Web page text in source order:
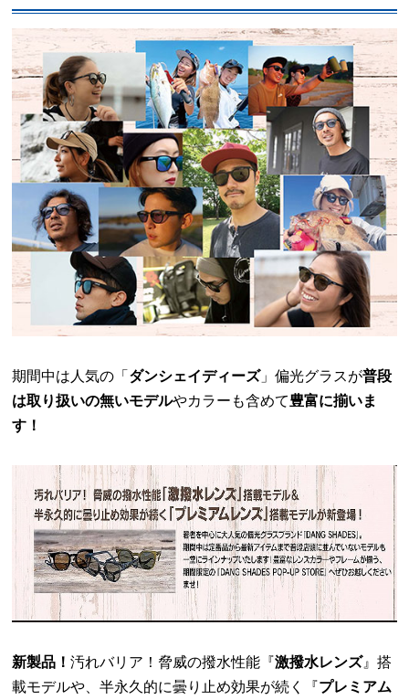
期間中は人気の「 ダンシェイディーズ」偏光グラスが普段
は取り扱いの無いモデルやカラーも含めて豊富に揃いま
す！
新製品！汚れバリア！脅威の撥水性能『激撥水レンズ』搭
載モデルや、半永久的に曇り止め効果が続く『プレミアム